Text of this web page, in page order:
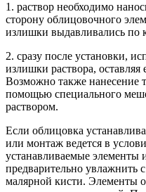
1. раствор необходимо
сторону облицовочного
излишки выдавливались по
2. сразу после установки,
излишки раствора,
Возможно также нанесение
помощью специального
раствором.
Если облицовка
или монтаж ведется в
устанавливаемые элементы
предварительно
малярной кисти. Элементы